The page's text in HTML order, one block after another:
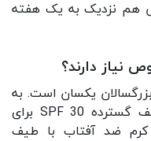
هم نزدیک به یک هفته
نیاز دارند؟
یکسان است. به
عنوان مثال، کرم ضد آفتاب با طیف گسترده SPF 30 برای
ضد آفتاب با طیف